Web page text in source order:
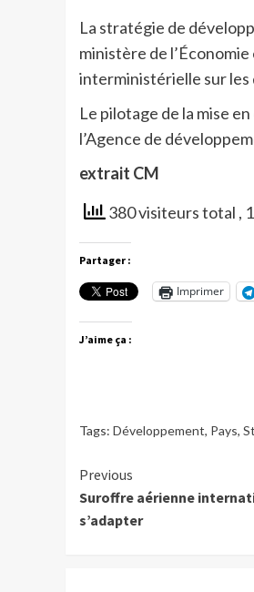
La stratégie de
ministère de
interministérielle sur les
Le pilotage de la mise
l’Agence de
extrait CM
380 visiteurs total ,
Partager :
Imprimer
J’aime ça :
Tags: Développement, Pays,
Continue
Reading
Previous
Suroffre aérienne
s’adapter